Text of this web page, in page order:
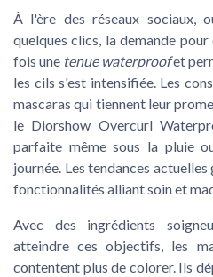
À l'ère des réseaux sociaux,
quelques clics, la demande
fois une tenue waterproofet
les cils s'est intensifiée. Les
mascaras qui tiennent leur
le Diorshow Overcurl
parfaite même sous la pluie
journée. Les tendances
fonctionnalités alliant soin et
Avec des ingrédients
atteindre ces objectifs, les
contentent plus de colorer. Ils